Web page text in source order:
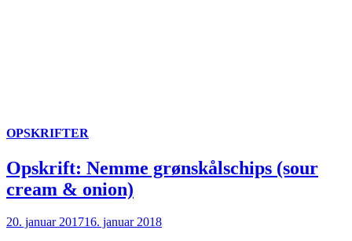
OPSKRIFTER
Opskrift: Nemme grønskålschips (sour
cream & onion)
20. januar 201716. januar 2018